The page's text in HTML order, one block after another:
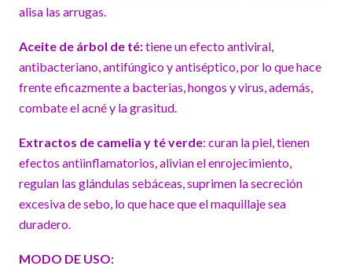
alisa las arrugas.
Aceite de árbol de té:tiene un efecto antiviral,
antibacteriano, antifúngico y antiséptico, por lo que hace
frente eficazmente a bacterias, hongos y virus, además,
combate el acné y la grasitud.
Extractos de camelia y té verde: curan la piel, tienen
efectos antiinflamatorios, alivian el enrojecimiento,
regulan las glándulas sebáceas, suprimen la secreción
excesiva de sebo, lo que hace que el maquillaje sea
duradero.
MODO DE USO: